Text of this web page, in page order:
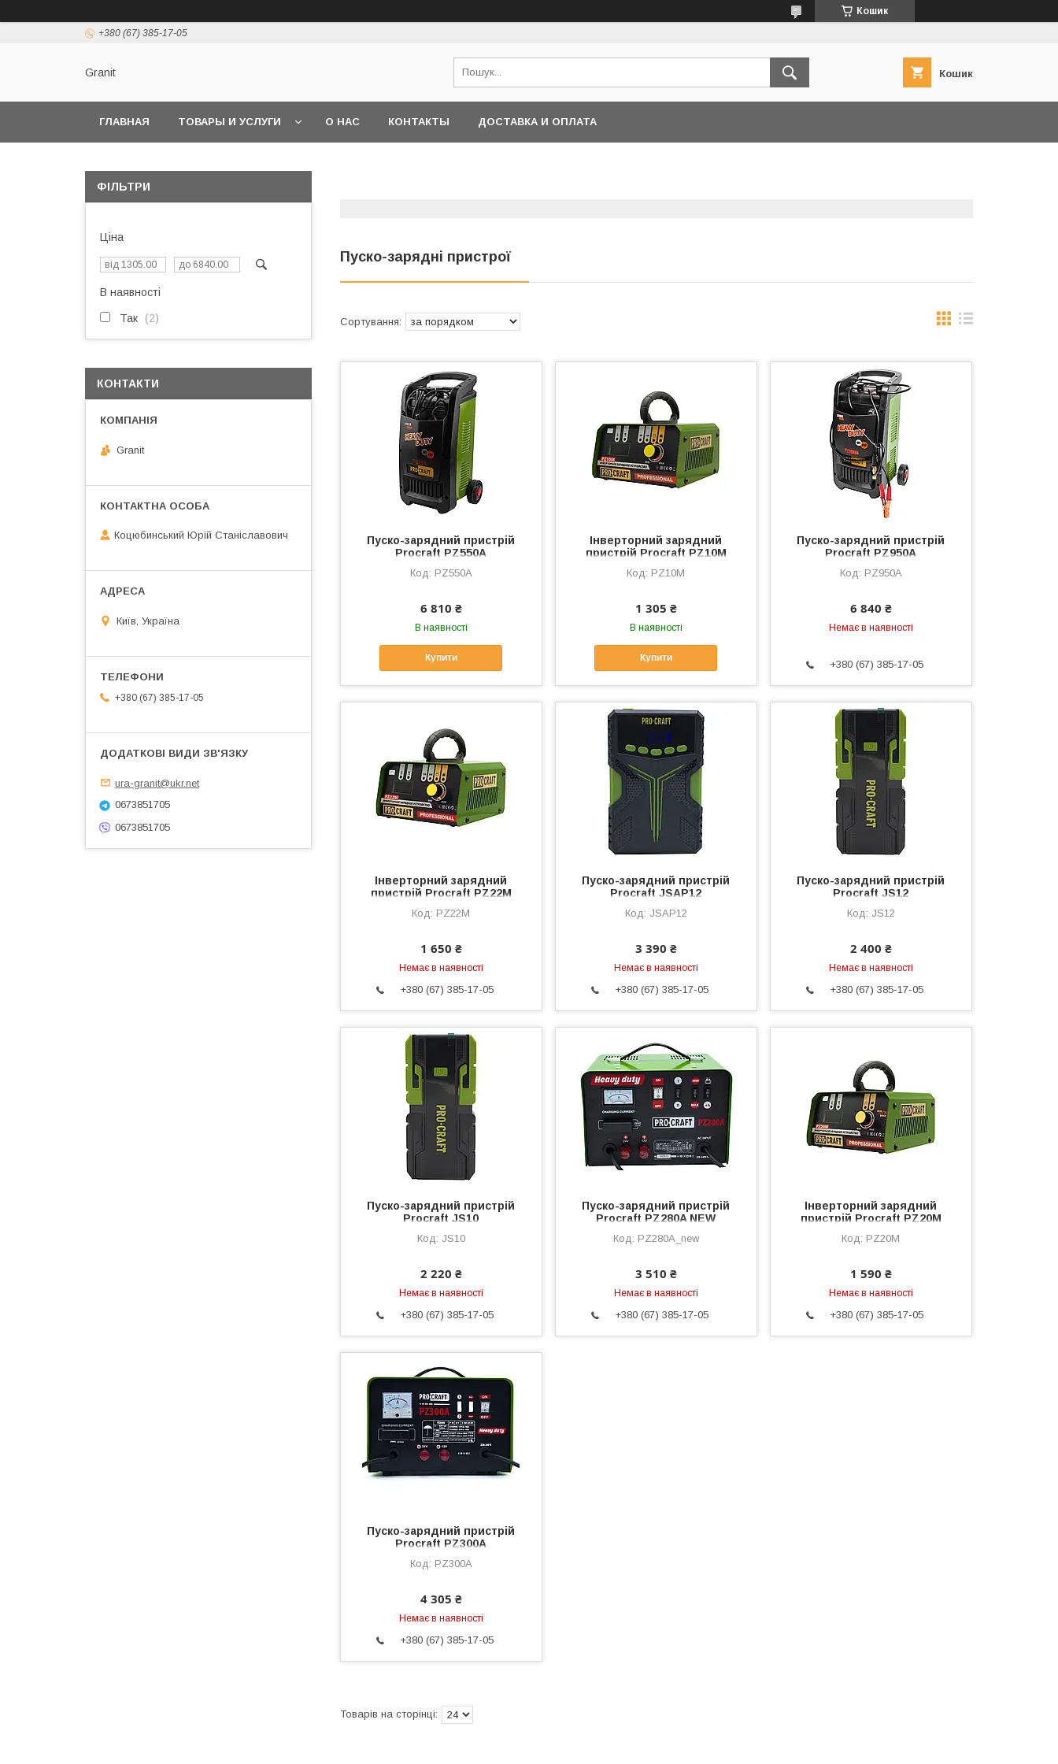
Кошик
+380 (67) 385-17-05
Granit Кошик
ГЛАВНАЯ ТОВАРЫ И УСЛУГИ О НАС КОНТАКТЫ ДОСТАВКА И ОПЛАТА
Пуско-зарядні пристрої
Пуско-зарядний пристрій
Procraft PZ550A
PZ550A
6 810 ₴
В наявності
Купити
Інверторний зарядний
пристрій Proсraft PZ10M
PZ10M
1 305 ₴
В наявності
Купити
Пуско-зарядний пристрій
Procraft PZ950A
PZ950A
6 840 ₴
Немає в наявності
+380 (67) 385-17-05
Інверторний зарядний
пристрій Proсraft PZ22M
PZ22M
1 650 ₴
Немає в наявності
+380 (67) 385-17-05
Пуско-зарядний пристрій
Proсraft JSAP12
JSAP12
3 390 ₴
Немає в наявності
+380 (67) 385-17-05
Пуско-зарядний пристрій
Procraft JS12
JS12
2 400 ₴
Немає в наявності
+380 (67) 385-17-05
Пуско-зарядний пристрій
Procraft JS10
JS10
2 220 ₴
Немає в наявності
+380 (67) 385-17-05
Пуско-зарядний пристрій
Procraft PZ280A NEW
PZ280A_new
3 510 ₴
Немає в наявності
+380 (67) 385-17-05
Інверторний зарядний
пристрій Proсraft PZ20M
PZ20M
1 590 ₴
Немає в наявності
+380 (67) 385-17-05
Пуско-зарядний пристрій
Proсraft PZ300A
PZ300A
4 305 ₴
Немає в наявності
+380 (67) 385-17-05
ФІЛЬТРИ
Ціна
В наявності
Так 2
КОНТАКТИ
Granit
Коцюбинський Юрій Станіславович
Київ, Україна
+380 (67) 385-17-05
ura-granit@ukr.net
0673851705
0673851705